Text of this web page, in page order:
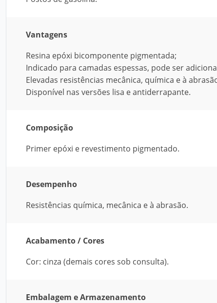
Vantagens
Resina epóxi bicomponente pigmentada;
Indicado para camadas espessas, pode ser
Elevadas resistências mecânica, química e à
Disponível nas versões lisa e antiderrapante.
Composição
Primer epóxi e revestimento pigmentado.
Desempenho
Resistências química, mecânica e à abrasão.
Acabamento / Cores
Cor: cinza (demais cores sob consulta).
Embalagem e Armazenamento